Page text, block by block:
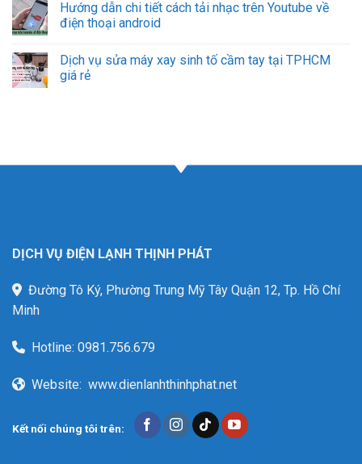
Hướng dẫn chi tiết cách tải nhạc trên Youtube về
điện thoại android
Dịch vụ sửa máy xay sinh tố cầm tay tại TPHCM
giá rẻ
DỊCH VỤ ĐIỆN LẠNH THỊNH PHÁT
Đường Tô Ký, Phường Trung Mỹ Tây Quận 12, Tp. Hồ Chí
Minh
Hotline: 0981.756.679
Website: www.dienlanhthinhphat.net
Kết nối chúng tôi trên: